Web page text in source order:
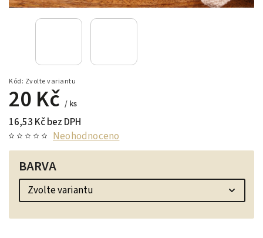
Kód: Zvolte variantu
20 Kč / ks
16,53 Kč bez DPH
Neohodnoceno
BARVA